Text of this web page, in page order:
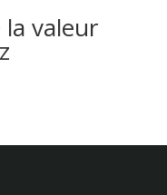
la valeur